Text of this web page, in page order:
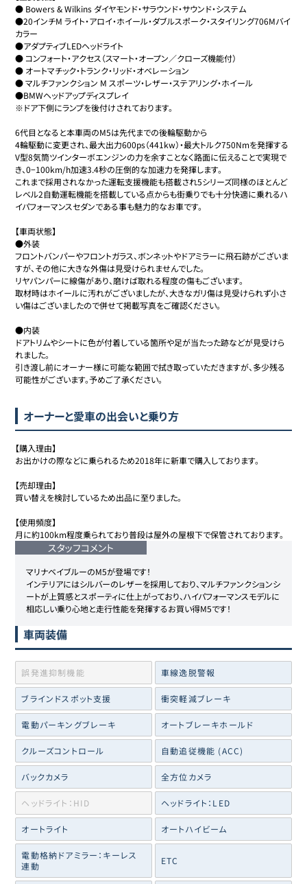
● Bowers & Wilkins ダイヤモンド・サラウンド・サウンド・システム
●20インチM ライト・アロイ・ホイール・ダブルスポーク・スタイリング706Mバイ
カラー
●アダプティブLEDヘッドライト
● コンフォート・アクセス（スマート・オープン／クローズ機能付）
● オートマチック・トランク・リッド・オベレーション
● マルチファンクション M スポーツ・レザー・ステアリング・ホイール
●BMWヘッドアップディスプレイ
※ドア下側にランプを後付けされております。
6代目となると本車両のM5は先代までの後輪駆動から
4輪駆動に変更され、最大出力600ps（441kw）・最大トルク750Nmを発揮する
V型8気筒ツインターボエンジンの力を余すことなく路面に伝えることで実現で
き、0−100km/h加速3.4秒の圧倒的な加速力を発揮します。
これまで採用されなかった運転支援機能も搭載され5シリーズ同様のほとんど
レベル2自動運転機能を搭載している点からも街乗りでも十分快適に乗れるハ
イパフォーマンスセダンである事も魅力的なお車です。
【車両状態】
●外装
フロントバンパーやフロントガラス、ボンネットやドアミラーに飛石跡がございま
すが、その他に大きな外傷は見受けられませんでした。
リヤパンパーに線傷があり、磨けば取れる程度の傷もございます。
取材時はホイールに汚れがございましたが、大きなガリ傷は見受けられず小さ
い傷はございましたので併せて掲載写真をご確認ください。
●内装
ドアトリムやシートに色が付着している箇所や足が当たった跡などが見受けら
れました。
引き渡し前にオーナー様に可能な範囲で拭き取っていただきますが、多少残る
可能性がございます。予めご了承ください。
オーナーと愛車の出会いと乗り方
【購入理由】
お出かけの際などに乗られるため2018年に新車で購入しております。
【売却理由】
買い替えを検討しているため出品に至りました。
【使用頻度】
月に約100km程度乗られており普段は屋外の屋根下で保管されております。
スタッフコメント
マリナベイブルーのM5が登場です！
インテリアにはシルバーのレザーを採用しており、マルチファンクションシ
ートが上質感とスポーティに仕上がっており、ハイパフォーマンスモデルに
相応しい乗り心地と走行性能を発揮するお買い得M5です！
車両装備
誤発進抑制機能 車線逸脱警報
ブラインドスポット支援 衝突軽減ブレーキ
電動パーキングブレーキ オートブレーキホールド
クルーズコントロール 自動追従機能 (ACC)
バックカメラ 全方位カメラ
ヘッドライト：HID ヘッドライト：LED
オートライト オートハイビーム
電動格納ドアミラー：キーレス
連動
ETC